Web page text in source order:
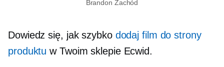
Brandon Zachód
Dowiedz się, jak szybko dodaj film do strony
produktu w Twoim sklepie Ecwid.